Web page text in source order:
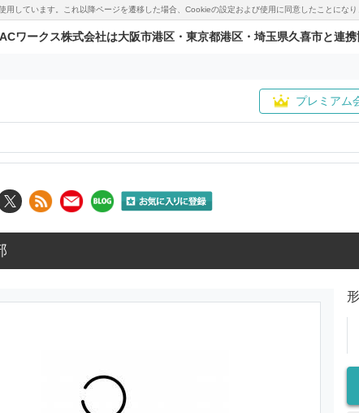
しています。これ以降ページを遷移した場合、Cookieの設定および使用に同意したことにな
ACワークス株式会社は大阪市港区・東京都港区・埼玉県久喜市と連
プレミアム